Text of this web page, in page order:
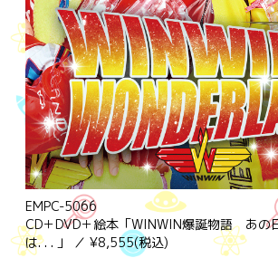
EMPC-5066
CD＋DVD＋絵本「WINWIN爆誕物語 あの
は. . . 」 ／ ¥8,555(税込)